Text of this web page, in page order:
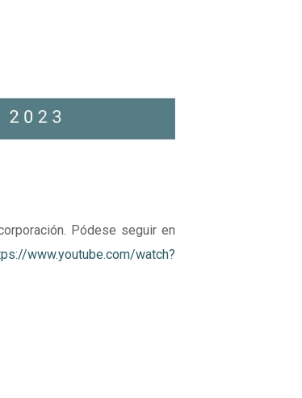
Pódese seguir en
www.youtube.com/watch?